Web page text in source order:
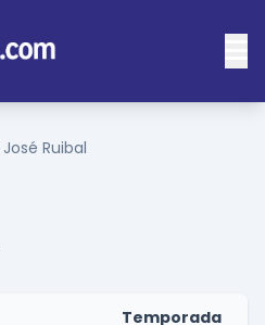
José Ruibal
Temporada